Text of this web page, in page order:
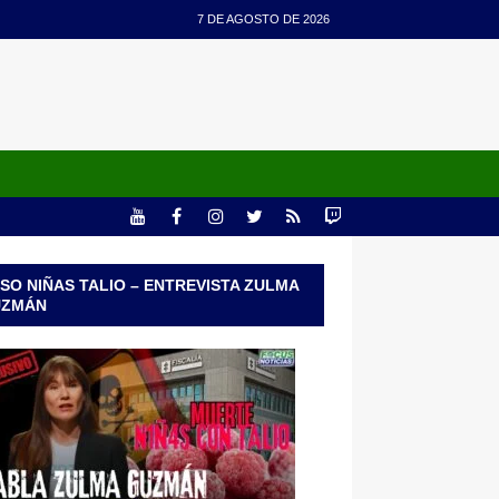
7 DE AGOSTO DE 2026
NIÑAS TALIO – ENTREVISTA ZULMA